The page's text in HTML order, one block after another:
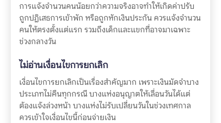
การแจ้งจำนวนคนน้อยกว่าความจริงอาจทำให้เกิดค่าปรับ
ถูกปฏิเสธการเข้าพัก หรือถูกหักเงินประกัน ควรแจ้งจำนวน
คนให้ตรงตั้งแต่แรก รวมถึงเด็กและแขกที่อาจมาเฉพาะ
ช่วงกลางวัน
ไม่อ่านเงื่อนไขการยกเลิก
เงื่อนไขการยกเลิกเป็นเรื่องสำคัญมาก เพราะเงินมัดจำบาง
ประเภทไม่คืนทุกกรณี บางแห่งอนุญาตให้เลื่อนวันได้แต่
ต้องแจ้งล่วงหน้า บางแห่งไม่รับเปลี่ยนวันในช่วงเทศกาล
ควรเข้าใจเงื่อนไขนี้ก่อนจ่ายเงิน